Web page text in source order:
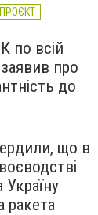
по всій
заявив про
до
що в
Україну
ракета